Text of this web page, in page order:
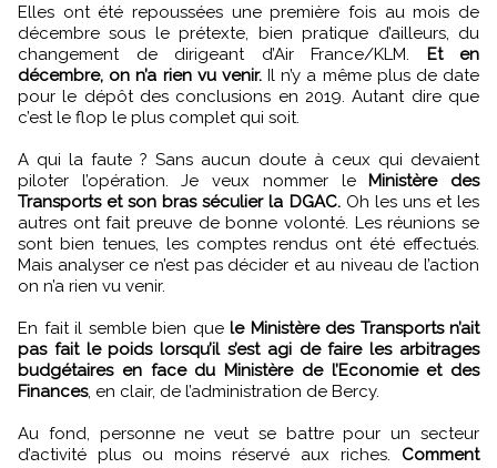
Elles ont été repoussées une première fois au mois de
décembre sous le prétexte, bien pratique d’ailleurs, du
changement de dirigeant d’Air France/KLM. Et en
décembre, on n’a rien vu venir.Il n’y a même plus de date
pour le dépôt des conclusions en 2019. Autant dire que
c’est le flop le plus complet qui soit.
A qui la faute ? Sans aucun doute à ceux qui devaient
piloter l’opération. Je veux nommer le Ministère des
Transports et son bras séculier la DGAC.Oh les uns et les
autres ont fait preuve de bonne volonté. Les réunions se
sont bien tenues, les comptes rendus ont été effectués.
Mais analyser ce n’est pas décider et au niveau de l’action
on n’a rien vu venir.
En fait il semble bien quele Ministère des Transports n’ait
pas fait le poids lorsqu’il s’est agi de faire les arbitrages
budgétaires en face du Ministère de l’Economie et des
Finances, en clair, de l’administration de Bercy.
Au fond, personne ne veut se battre pour un secteur
d’activité plus ou moins réservé aux riches. Comment